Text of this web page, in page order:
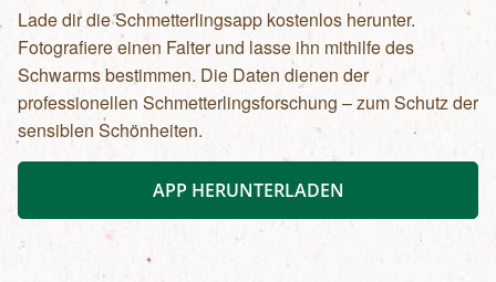
Lade dir die Schmetterlingsapp kostenlos herunter.
Fotografiere einen Falter und lasse ihn mithilfe des
Schwarms bestimmen. Die Daten dienen der
professionellen Schmetterlingsforschung – zum Schutz der
sensiblen Schönheiten.
APP HERUNTERLADEN